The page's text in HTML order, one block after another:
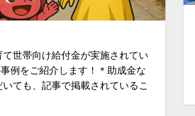
世帯向け給付金が実施されてい
例をご紹介します！＊助成金な
ても、記事で掲載されているこ